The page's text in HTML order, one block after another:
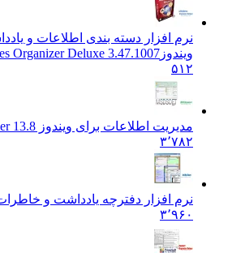
نرم افزار دسته بندی اطلاعات و
ویندوز Organizer Deluxe 3.47.1007
۵۱۲
مدیریت اطلاعات برای ویندوز MSD 13.8
۳٬۷۸۲
نرم افزار دفترچه یادداشت و
۳٬۹۶۰